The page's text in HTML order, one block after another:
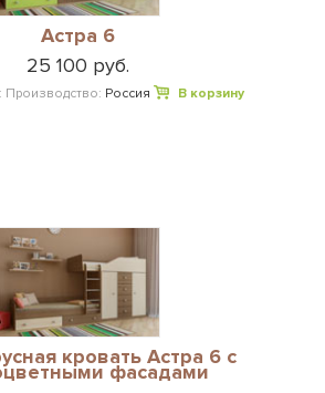
Астра 6
25 100 руб.
Производство: Россия В корзину
кровать Астра 6 с
фасадами